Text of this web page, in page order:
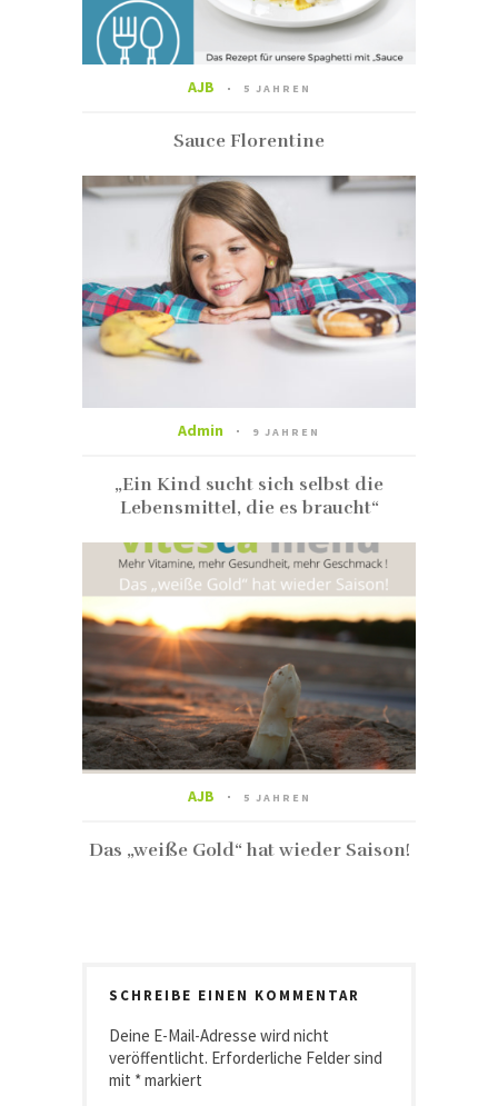
AJB 5 JAHREN
Sauce Florentine
Admin 9 JAHREN
„Ein Kind sucht sich selbst die
Lebensmittel, die es braucht“
AJB 5 JAHREN
Das „weiße Gold“ hat wieder Saison!
SCHREIBE EINEN KOMMENTAR
Deine E-Mail-Adresse wird nicht
veröffentlicht. Erforderliche Felder sind
mit *markiert